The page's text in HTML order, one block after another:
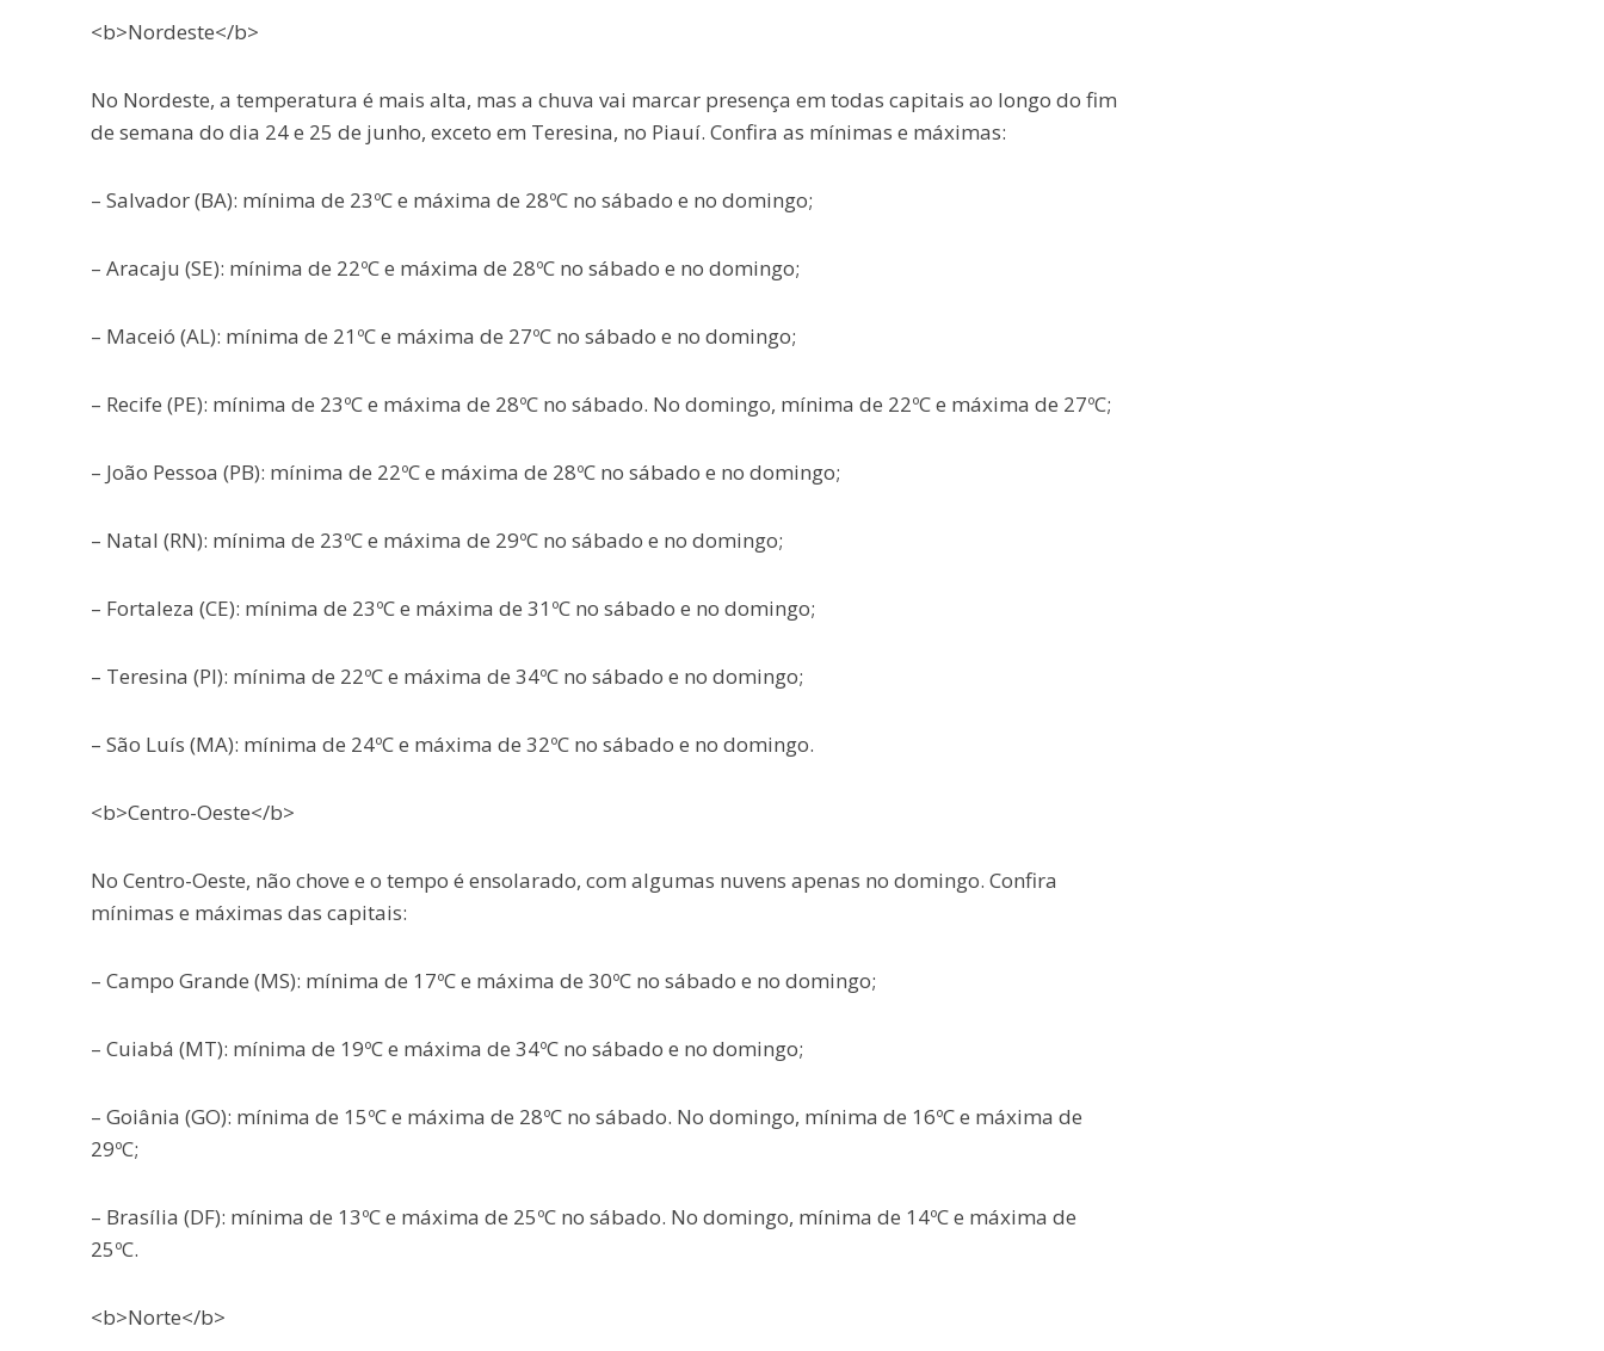
<b>Nordeste</b>
No Nordeste, a temperatura é mais alta, mas a chuva vai marcar presença em todas capitais ao longo do fim
de semana do dia 24 e 25 de junho, exceto em Teresina, no Piauí. Confira as mínimas e máximas:
– Salvador (BA): mínima de 23ºC e máxima de 28ºC no sábado e no domingo;
– Aracaju (SE): mínima de 22ºC e máxima de 28ºC no sábado e no domingo;
– Maceió (AL): mínima de 21ºC e máxima de 27ºC no sábado e no domingo;
– Recife (PE): mínima de 23ºC e máxima de 28ºC no sábado. No domingo, mínima de 22ºC e máxima de 27ºC;
– João Pessoa (PB): mínima de 22ºC e máxima de 28ºC no sábado e no domingo;
– Natal (RN): mínima de 23ºC e máxima de 29ºC no sábado e no domingo;
– Fortaleza (CE): mínima de 23ºC e máxima de 31ºC no sábado e no domingo;
– Teresina (PI): mínima de 22ºC e máxima de 34ºC no sábado e no domingo;
– São Luís (MA): mínima de 24ºC e máxima de 32ºC no sábado e no domingo.
<b>Centro-Oeste</b>
No Centro-Oeste, não chove e o tempo é ensolarado, com algumas nuvens apenas no domingo. Confira
mínimas e máximas das capitais:
– Campo Grande (MS): mínima de 17ºC e máxima de 30ºC no sábado e no domingo;
– Cuiabá (MT): mínima de 19ºC e máxima de 34ºC no sábado e no domingo;
– Goiânia (GO): mínima de 15ºC e máxima de 28ºC no sábado. No domingo, mínima de 16ºC e máxima de
29ºC;
– Brasília (DF): mínima de 13ºC e máxima de 25ºC no sábado. No domingo, mínima de 14ºC e máxima de
25ºC.
<b>Norte</b>